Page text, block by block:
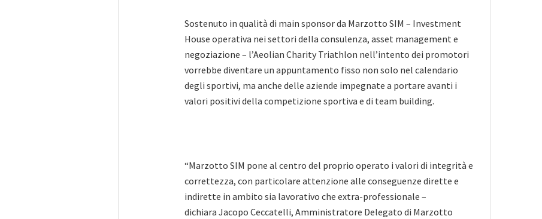
Sostenuto in qualità di main sponsor da Marzotto SIM – Investment
House operativa nei settori della consulenza, asset management e
negoziazione – l’Aeolian Charity Triathlon nell’intento dei promotori
vorrebbe diventare un appuntamento fisso non solo nel calendario
degli sportivi, ma anche delle aziende impegnate a portare avanti i
valori positivi della competizione sportiva e di team building.
“Marzotto SIM pone al centro del proprio operato i valori di integrità e
correttezza, con particolare attenzione alle conseguenze dirette e
indirette in ambito sia lavorativo che extra-professionale –
dichiara Jacopo Ceccatelli, Amministratore Delegato di Marzotto